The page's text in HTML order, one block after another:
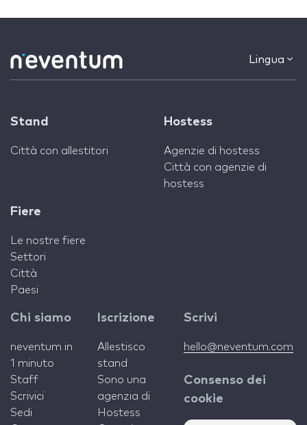
Lingua
Stand
Città con allestitori
Hostess
Agenzie di hostess
Città con agenzie di
hostess
Fiere
Le nostre fiere
Settori
Città
Paesi
Chi siamo
neventum in
1 minuto
Staff
Scrivici
Sedi
Iscrizione
Allestisco
stand
Sono una
agenzia di
Hostess
Scrivi
hello@neventum.com
Consenso dei
cookie